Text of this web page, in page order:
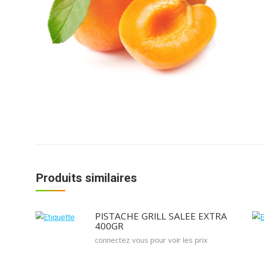
Produits similaires
PISTACHE GRILL SALEE EXTRA
400GR
connectez vous pour voir les prix